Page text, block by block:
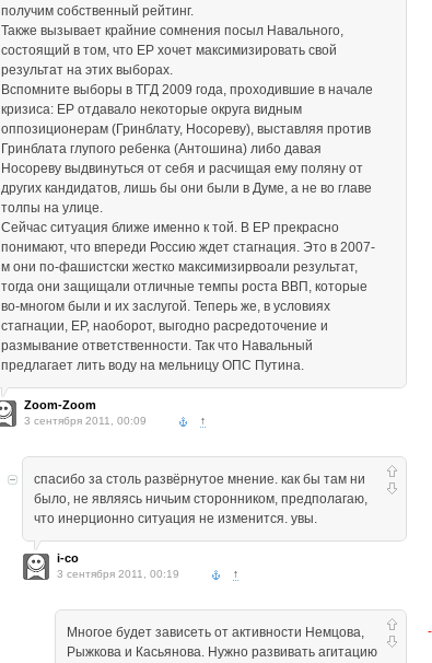
получим собственный рейтинг.
Также вызывает крайние сомнения посыл Навального,
состоящий в том, что ЕР хочет максимизировать свой
результат на этих выборах.
Вспомните выборы в ТГД 2009 года, проходившие в начале
кризиса: ЕР отдавало некоторые округа видным
оппозиционерам (Гринблату, Носореву), выставляя против
Гринблата глупого ребенка (Антошина) либо давая
Носореву выдвинуться от себя и расчищая ему поляну от
других кандидатов, лишь бы они были в Думе, а не во главе
толпы на улице.
Сейчас ситуация ближе именно к той. В ЕР прекрасно
понимают, что впереди Россию ждет стагнация. Это в 2007-
м они по-фашистски жестко максимизирвоали результат,
тогда они защищали отличные темпы роста ВВП, которые
во-многом были и их заслугой. Теперь же, в условиях
стагнации, ЕР, наоборот, выгодно расредоточение и
размывание ответственности. Так что Навальный
предлагает лить воду на мельницу ОПС Путина.
Zoom-Zoom
3 сентября 2011, 00:09 ↑
спасибо за столь развёрнутое мнение. как бы там ни
было, не являясь ничьим сторонником, предполагаю,
что инерционно ситуация не изменится. увы.
i-co
3 сентября 2011, 00:19 ↑
Многое будет зависеть от активности Немцова,
Рыжкова и Касьянова. Нужно развивать агитацию